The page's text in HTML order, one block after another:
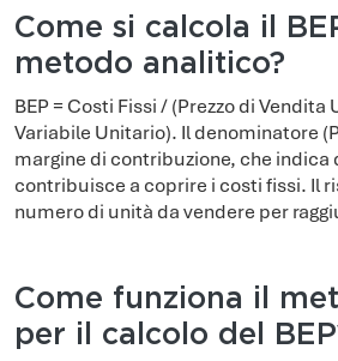
Come si calcola il
metodo analitico?
BEP = Costi Fissi / (Prezzo di Vendita
Variabile Unitario). Il denominatore
margine di contribuzione, che indica
contribuisce a coprire i costi fissi. Il
numero di unità da vendere per
Come funziona il
per il calcolo del